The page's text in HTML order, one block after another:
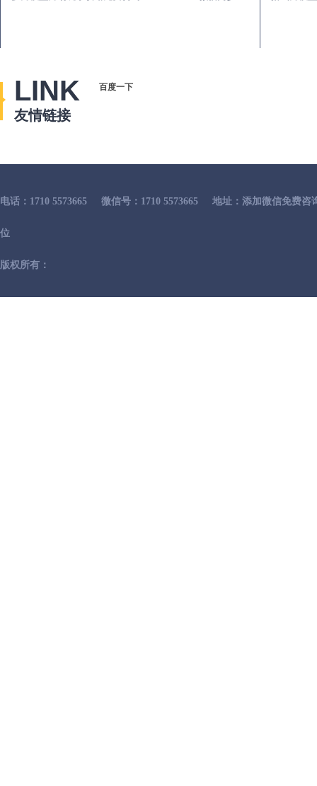
LINK
友情链接
百度一下
电话：1710 5573665 微信号：1710 5573665 地址：添加微信免费咨
位
版权所有：